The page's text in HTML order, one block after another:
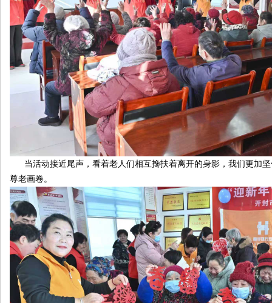
当活动接近尾声，看着老人们相互搀扶着离开的身影，我们更加
尊老画卷。